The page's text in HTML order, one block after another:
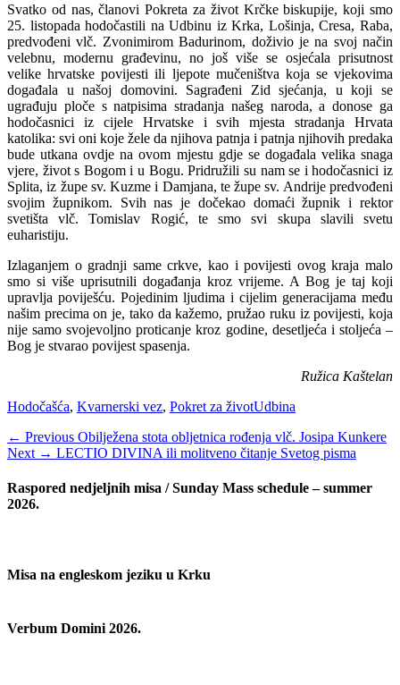
Svatko od nas, članovi Pokreta za život Krčke biskupije, koji smo
25. listopada hodočastili na Udbinu iz Krka, Lošinja, Cresa, Raba,
predvo­đeni vlč. Zvonimirom Badurinom, doživio je na svoj način
velebnu, modernu građevinu, no još više se osjećala prisutnost
velike hrvatske povije­sti ili ljepote mučeništva koja se vjekovima
doga­đala u našoj domovini. Sagrađeni Zid sjećanja, u koji se
ugrađuju ploče s natpisima stradanja na­šeg naroda, a donose ga
hodočasnici iz cijele Hr­vatske i svih mjesta stradanja Hrvata
katolika: svi oni koje žele da njihova patnja i patnja njihovih predaka
bude utkana ovdje na ovom mjestu gdje se događala velika snaga
vjere, život s Bogom i u Bogu. Pridružili su nam se i hodočasnici iz
Splita, iz župe sv. Kuzme i Damjana, te župe sv. Andrije predvođeni
svojim župnikom. Svih nas je doče­kao domaći župnik i rektor
svetišta vlč. Tomislav Rogić, te smo svi skupa slavili svetu
euharistiju.
Izlaganjem o gradnji same crkve, kao i povije­sti ovog kraja malo
smo si više uprisutnili doga­đanja kroz vrijeme. A Bog je taj koji
upravlja po­viješću. Pojedinim ljudima i cijelim generacijama među
našim precima on je, tako da kažemo, pru­žao ruku iz povijesti, koja
nije samo svojevoljno proticanje kroz godine, desetljeća i stoljeća –
Bog je stvarao povijest spasenja.
Ružica Kaštelan
Categories
Hodočašća, Kvarnerski vez, Pokret za životTags
Udbina
Navigacija
objava
← Previous Previous
post:
Obilježena stota obljetnica rođenja vlč. Josipa Kunkere
Next → Next
LECTIO DIVINA ili molitveno čitanje Svetog pisma
Raspored nedjeljnih misa / Sunday Mass schedule – summer
2026.
Misa na engleskom jeziku u Krku
Verbum Domini 2026.